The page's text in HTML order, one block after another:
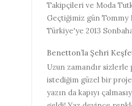
Takipçileri ve Moda
Geçtiğimiz gün Tommy
Türkiye'ye 2013
Benetton’la Şehri
Uzun zamandır sizlerle
istediğim güzel bir proje
yazın da kapıyı